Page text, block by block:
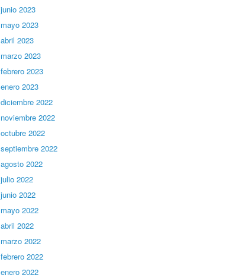
junio 2023
mayo 2023
abril 2023
marzo 2023
febrero 2023
enero 2023
diciembre 2022
noviembre 2022
octubre 2022
septiembre 2022
agosto 2022
julio 2022
junio 2022
mayo 2022
abril 2022
marzo 2022
febrero 2022
enero 2022